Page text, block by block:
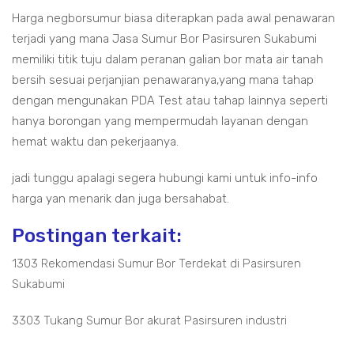
Harga negborsumur biasa diterapkan pada awal penawaran
terjadi yang mana Jasa Sumur Bor Pasirsuren Sukabumi
memiliki titik tuju dalam peranan galian bor mata air tanah
bersih sesuai perjanjian penawaranya,yang mana tahap
dengan mengunakan PDA Test atau tahap lainnya seperti
hanya borongan yang mempermudah layanan dengan
hemat waktu dan pekerjaanya.
jadi tunggu apalagi segera hubungi kami untuk info-info
harga yan menarik dan juga bersahabat.
Postingan terkait:
1303 Rekomendasi Sumur Bor Terdekat di Pasirsuren
Sukabumi
3303 Tukang Sumur Bor akurat Pasirsuren industri